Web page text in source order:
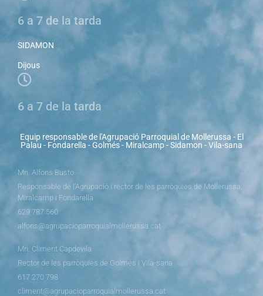
6 a 7 de la tarda
SIDAMON
Dijous
6 a 7 de la tarda
Equip responsable de l'Agrupació Parroquial de Mollerussa - El
Palau - Fondarella - Golmés - Miralcamp - Sidamon - Vila-sana
Mn. Alfons Busto
Responsable de l’Agrupació i rector de les parròquies de Mollerussa,
Miralcamp i Fondarella
629 787 560
alfons@agrupacioparroquialmollerussa.cat
Mn. Climent Capdevila
Rector de les parròquies de Golmés i Vila-sana
617 270 798
climent@agrupacioparroquialmollerussa.cat